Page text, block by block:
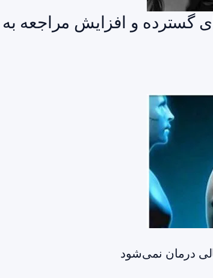
گسترده و افزایش مراجعه به
درمان نمی‌شود